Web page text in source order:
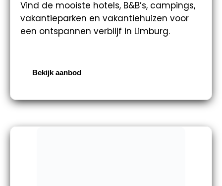
Vind de mooiste hotels, B&B’s, campings,
vakantieparken en vakantiehuizen voor
een ontspannen verblijf in Limburg.
Bekijk aanbod